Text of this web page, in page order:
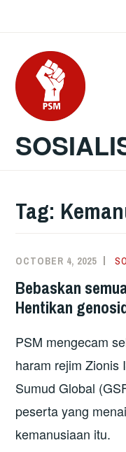
content
Tag:
OCTOBER 4, 2025
Bebaskan
Hentikan
PSM mengecam
haram rejim Zionis
Sumud Global
peserta yang
kemanusiaan itu.